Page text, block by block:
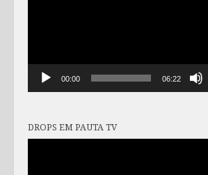
00:00 06:22
DROPS EM PAUTA TV